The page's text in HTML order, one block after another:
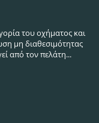
του οχήματος και
μη διαθεσιμότητας
από τον πελάτη...